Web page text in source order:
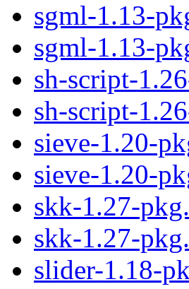
sgml-1.13-
sgml-1.13-
sh-script-
sh-script-
sieve-1.20-
sieve-1.20-
skk-1.27-
skk-1.27-
slider-1.18-